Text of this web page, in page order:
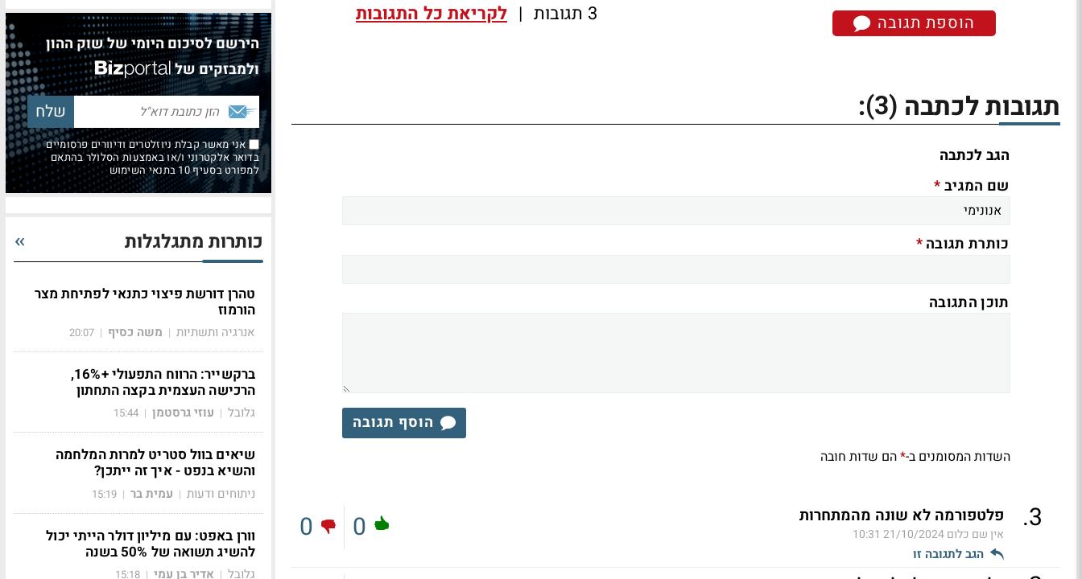
הוספת תגובה 3 תגובות | לקריאת כל התגובות
תגובות לכתבה (3)
:
הגב לכתבה
שם המגיב*
כותרת תגובה*
תוכן התגובה
הוסף תגובה
השדות המסומנים ב-*הם שדות חובה
3
. פלטפורמה לא שונה מהמתחרות
אין שם כלום21/10/2024 10:31
הגב לתגובה זו
0
0
הירשם לסיכום היומי של שוק ההון
ולמבזקים של
אני מאשר קבלת ניוזלטרים ודיוורים פרסומיים
בדואר אלקטרוני ו/או באמצעות הסלולר בהתאם
למפורט בסעיף 10 בתנאי השימוש
כותרות מתגלגלות
טהרן דורשת פיצוי כתנאי לפתיחת מצר
הורמוז
אנרגיה ותשתיות | משה כסיף |
20:07
ברקשייר: הרווח התפעולי +16%,
הרכישה העצמית בקצה התחתון
גלובל | עוזי גרסטמן |
15:44
שיאים בוול סטריט למרות המלחמה
והשיא בנפט - איך זה ייתכן?
ניתוחים ודעות | עמית בר |
15:19
וורן באפט: עם מיליון דולר הייתי יכול
להשיג תשואה של 50% בשנה
גלובל | אדיר בן עמי |
15:18